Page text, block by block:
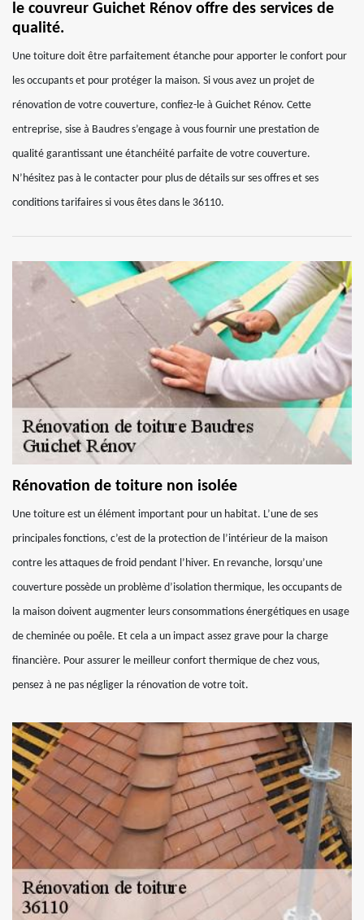
le couvreur Guichet Rénov offre des services de
qualité.
Une toiture doit être parfaitement étanche pour apporter le confort pour
les occupants et pour protéger la maison. Si vous avez un projet de
rénovation de votre couverture, confiez-le à Guichet Rénov. Cette
entreprise, sise à Baudres s’engage à vous fournir une prestation de
qualité garantissant une étanchéité parfaite de votre couverture.
N’hésitez pas à le contacter pour plus de détails sur ses offres et ses
conditions tarifaires si vous êtes dans le 36110.
Rénovation de toiture non isolée
Une toiture est un élément important pour un habitat. L’une de ses
principales fonctions, c’est de la protection de l’intérieur de la maison
contre les attaques de froid pendant l’hiver. En revanche, lorsqu’une
couverture possède un problème d’isolation thermique, les occupants de
la maison doivent augmenter leurs consommations énergétiques en usage
de cheminée ou poêle. Et cela a un impact assez grave pour la charge
financière. Pour assurer le meilleur confort thermique de chez vous,
pensez à ne pas négliger la rénovation de votre toit.